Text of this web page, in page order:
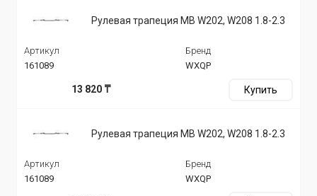
Рулевая трапеция MB W202, W208 1.8-2.3
Артикул
161089
Бренд
WXQP
13 820 ₸ Купить
Рулевая трапеция MB W202, W208 1.8-2.3
Артикул
161089
Бренд
WXQP